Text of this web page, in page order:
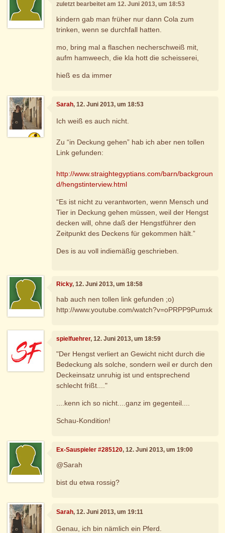
zuletzt bearbeitet am 12. Juni 2013, um 18:53
kindern gab man früher nur dann Cola zum
trinken, wenn se durchfall hatten.
mo, bring mal a flaschen necherschweiß mit,
aufm hamweech, die kla hott die scheisserei,
hieß es da immer
Sarah, 12. Juni 2013, um 18:53
Ich weiß es auch nicht.
Zu “in Deckung gehen” hab ich aber nen tollen
Link gefunden:
http://www.straightegyptians.com/barn/backgroun
d/hengstinterview.html
“Es ist nicht zu verantworten, wenn Mensch und
Tier in Deckung gehen müssen, weil der Hengst
decken will, ohne daß der Hengstführer den
Zeitpunkt des Deckens für gekommen hält.”
Des is au voll indiemäßig geschrieben.
Ricky, 12. Juni 2013, um 18:58
hab auch nen tollen link gefunden ;o)
http://www.youtube.com/watch?v=oPRPP9Pumxk
spielfuehrer, 12. Juni 2013, um 18:59
"Der Hengst verliert an Gewicht nicht durch die
Bedeckung als solche, sondern weil er durch den
Deckeinsatz unruhig ist und entsprechend
schlecht frißt...."
....kenn ich so nicht....ganz im gegenteil....
Schau-Kondition!
Ex-Sauspieler #285120, 12. Juni 2013, um 19:00
@Sarah
bist du etwa rossig?
Sarah, 12. Juni 2013, um 19:11
Genau, ich bin nämlich ein Pferd.